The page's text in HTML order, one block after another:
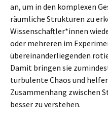
an, um in den komplexen
räumliche Strukturen zu
Wissenschaftler*innen
oder mehreren im
übereinanderliegenden
Damit bringen sie
turbulente Chaos und
Zusammenhang zwischen
besser zu verstehen.